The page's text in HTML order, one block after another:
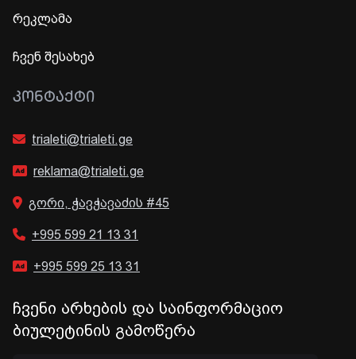
რეკლამა
ჩვენ შესახებ
ᲙᲝᲜᲢᲐᲥᲢᲘ
trialeti@trialeti.ge
reklama@trialeti.ge
გორი, ჭავჭავაძის #45
+995 599 21 13 31
+995 599 25 13 31
ჩვენი არხების და საინფორმაციო
ბიულეტინის გამოწერა